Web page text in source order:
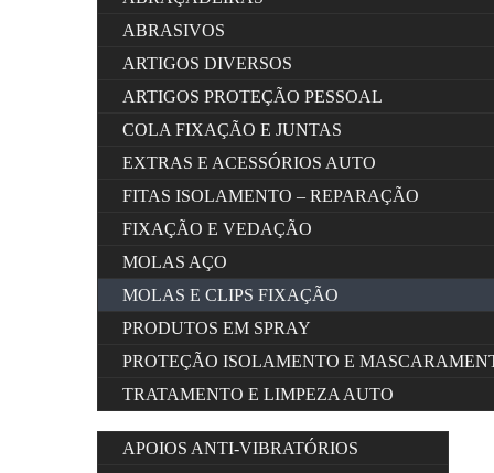
ABRASIVOS
ARTIGOS DIVERSOS
ARTIGOS PROTEÇÃO PESSOAL
COLA FIXAÇÃO E JUNTAS
EXTRAS E ACESSÓRIOS AUTO
FITAS ISOLAMENTO – REPARAÇÃO
FIXAÇÃO E VEDAÇÃO
MOLAS AÇO
MOLAS E CLIPS FIXAÇÃO
PRODUTOS EM SPRAY
PROTEÇÃO ISOLAMENTO E
TRATAMENTO E LIMPEZA AUTO
APOIOS ANTI-VIBRATÓRIOS